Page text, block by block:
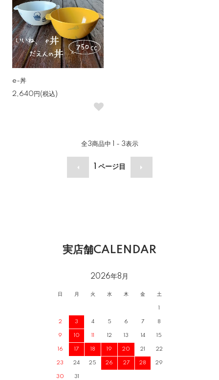
e-丼
2,640円(税込)
全3商品中 1 - 3表示
ページ目
実店舗CALENDAR
2026年8月
日 月 火 水 木 金 土
1
2 3 4 5 6 7 8
9 10 11 12 13 14 15
16 17 18 19 20 21 22
23 24 25 26 27 28 29
30 31